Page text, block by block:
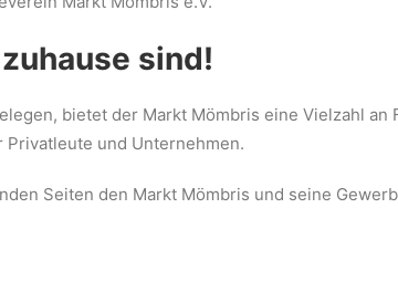
sind!
bietet der Markt Mömbris eine Vielzahl
und Unternehmen.
Seiten den Markt Mömbris und seine